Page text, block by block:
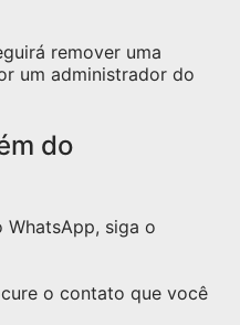
remover uma
um administrador do
do
WhatsApp, siga o
o contato que você